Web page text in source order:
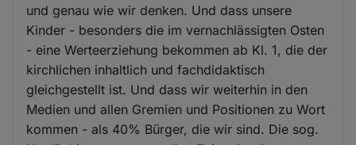
und genau wie wir denken. Und dass unsere
Kinder - besonders die im vernachlässigten Osten
- eine Werteerziehung bekommen ab Kl. 1, die der
kirchlichen inhaltlich und fachdidaktisch
gleichgestellt ist. Und dass wir weiterhin in den
Medien und allen Gremien und Positionen zu Wort
kommen - als 40% Bürger, die wir sind. Die sog.